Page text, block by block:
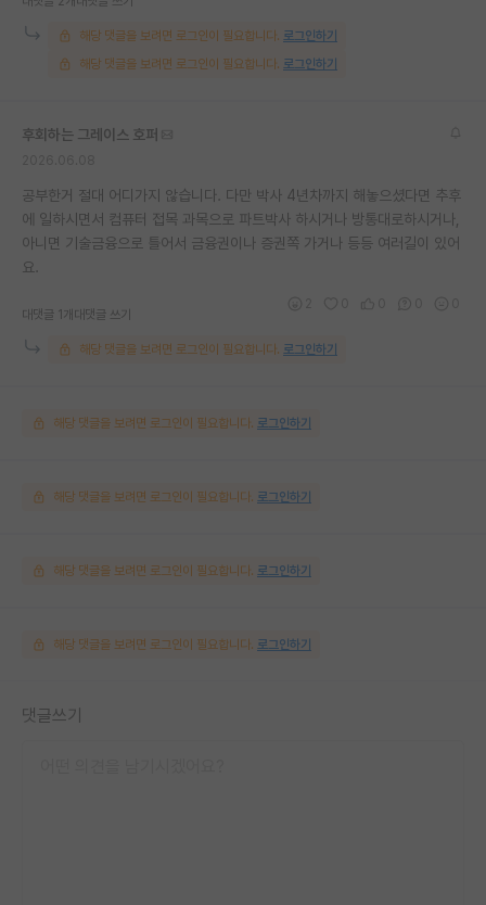
해당 댓글을 보려면 로그인이 필요합니다. 로그인하기
해당 댓글을 보려면 로그인이 필요합니다. 로그인하기
후회하는 그레이스 호퍼
공부한거 절대 어디가지 않습니다. 다만 박사 4년차까지 해놓으셨다면 추후
에 일하시면서 컴퓨터 접목 과목으로 파트박사 하시거나 방통대로하시거나,
아니면 기술금융으로 틀어서 금융권이나 증권쪽 가거나 등등 여러길이 있어
요.
대댓글 1개 대댓글 쓰기
해당 댓글을 보려면 로그인이 필요합니다. 로그인하기
해당 댓글을 보려면 로그인이 필요합니다. 로그인하기
해당 댓글을 보려면 로그인이 필요합니다. 로그인하기
해당 댓글을 보려면 로그인이 필요합니다. 로그인하기
해당 댓글을 보려면 로그인이 필요합니다. 로그인하기
댓글쓰기